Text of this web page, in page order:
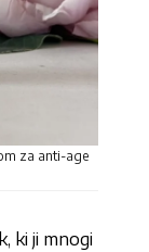
za anti-age
ki ji mnogi